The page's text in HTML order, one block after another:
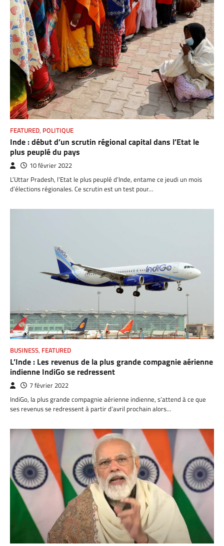
FEATURED, POLITIQUE
Inde : début d’un scrutin régional capital dans l’Etat le
plus peuplé du pays
10 février 2022
L’Uttar Pradesh, l’Etat le plus peuplé d’Inde, entame ce jeudi un mois
d’élections régionales. Ce scrutin est un test pour…
BUSINESS, FEATURED
L’Inde : Les revenus de la plus grande compagnie aérienne
indienne IndiGo se redressent
7 février 2022
IndiGo, la plus grande compagnie aérienne indienne, s’attend à ce que
ses revenus se redressent à partir d’avril prochain alors…